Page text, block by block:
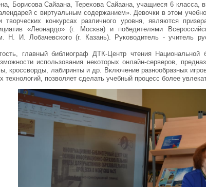
Борисова Сайаана, Терехова Сайаана, учащиеся 6 класса,
с виртуальным содержанием». Девочки в этом
творческих конкурсах различного уровня, являются
«Леонардо» (г. Москва) и победителями
Н. И. Лобачевского (г. Казань). Руководитель - учитель
главный библиограф ДТК-Центр чтения
использования некоторых онлайн-серверов,
кроссворды, лабиринты и др. Включение разнообразных
технологий, позволяет сделать учебный процесс более